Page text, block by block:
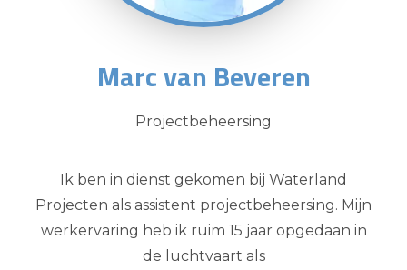
Marc van Beveren
Projectbeheersing
Ik ben in dienst gekomen bij Waterland
Projecten als assistent projectbeheersing. Mijn
werkervaring heb ik ruim 15 jaar opgedaan in
de luchtvaart als